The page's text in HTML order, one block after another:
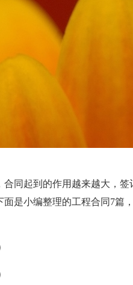
合同起到的作用越来越大，
是小编整理的工程合同7篇